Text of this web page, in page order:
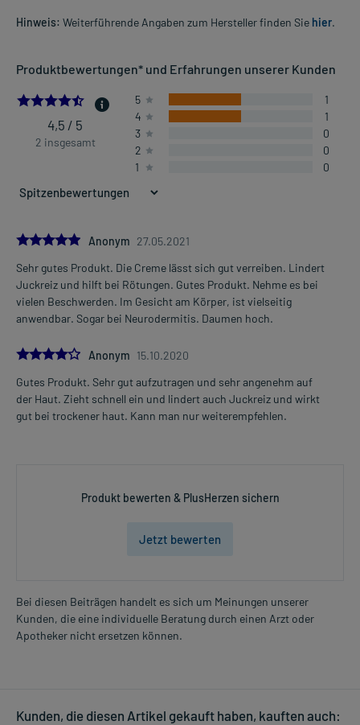
Hinweis: Weiterführende Angaben zum Hersteller finden Sie hier.
Produktbewertungen* und Erfahrungen unserer Kunden
4.5
4,5 / 5
2 insgesamt
5
1
4
1
3
0
2
0
1
0
5.0Anonym 27.05.2021
Sehr gutes Produkt. Die Creme lässt sich gut verreiben. Lindert
Juckreiz und hilft bei Rötungen. Gutes Produkt. Nehme es bei
vielen Beschwerden. Im Gesicht am Körper, ist vielseitig
anwendbar. Sogar bei Neurodermitis. Daumen hoch.
4.0Anonym 15.10.2020
Gutes Produkt. Sehr gut aufzutragen und sehr angenehm auf
der Haut. Zieht schnell ein und lindert auch Juckreiz und wirkt
gut bei trockener haut. Kann man nur weiterempfehlen.
Produkt bewerten & PlusHerzen sichern
Jetzt bewerten
Bei diesen Beiträgen handelt es sich um Meinungen unserer
Kunden, die eine individuelle Beratung durch einen Arzt oder
Apotheker nicht ersetzen können.
Kunden, die diesen Artikel gekauft haben, kauften auch: